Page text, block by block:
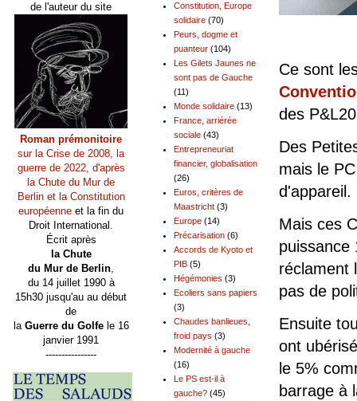
Ce sont
des
Des
mais le
d'appareil.
Mais ces
puissance
réclament
pas de
Ensuite
ont
le 5%
barrage à
Constitution, Europe
solidaire (70)
Peurs, dogme et
puanteur (104)
Les Gilets Jaunes ne
sont pas de Gauche
(11)
Monde solidaire (13)
France, arriérée
sociale (43)
Entrepreneuriat
financier, globalisation
(26)
Euros, critères de
Maastricht (3)
Europe (14)
Précarisation (6)
Accords de Kyoto et
PIB (5)
Hégémonies (3)
Ecoliers sans papiers
(3)
Chaudes banlieues,
froid pays (3)
Modernité à gauche
(16)
Le PS est-il à
gauche? (45)
de l'auteur du site
Roman prémonitoire
sur la Crise de 2008, la
guerre de 2022, d'après
la Chute du Mur de
Berlin et la Constitution
européenne et la fin du
Droit International.
Écrit après
la Chute
du Mur de Berlin,
du 14 juillet 1990 à
15h30 jusqu'au au début
de
la Guerre du Golfele 16
janvier 1991
----------------